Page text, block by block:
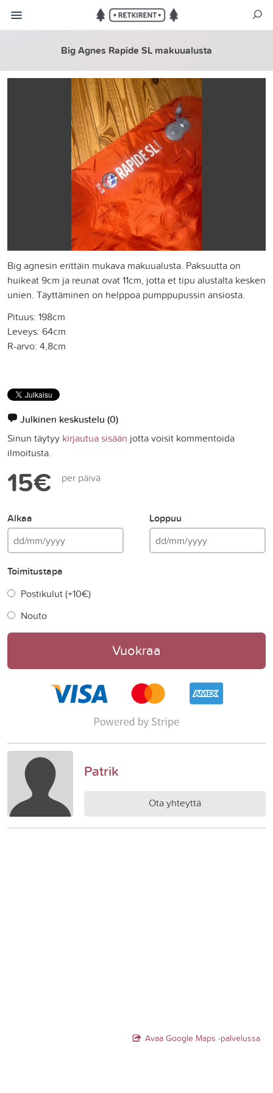
Big Agnes Rapide SL makuualusta
Big agnesin erittäin mukava makuualusta. Paksuutta on
huikeat 9cm ja reunat ovat 11cm, jotta et tipu alustalta kesken
unien. Täyttäminen on helppoa pumppupussin ansiosta.
Pituus: 198cm
Leveys: 64cm
R-arvo: 4,8cm
Julkinen keskustelu (0)
Sinun täytyy kirjautua sisään jotta voisit kommentoida
ilmoitusta.
15€ per päivä
Alkaa Loppuu
Toimitustapa
Postikulut (+10€)
Nouto
Vuokraa
Patrik
Ota yhteyttä
Avaa Google Maps -palvelussa